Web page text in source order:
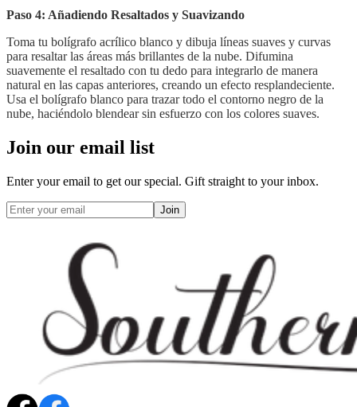
Paso 4: Añadiendo Resaltados y Suavizando
Toma tu bolígrafo acrílico blanco y dibuja líneas suaves y curvas
para resaltar las áreas más brillantes de la nube. Difumina
suavemente el resaltado con tu dedo para integrarlo de manera
natural en las capas anteriores, creando un efecto resplandeciente.
Usa el bolígrafo blanco para trazar todo el contorno negro de la
nube, haciéndolo blendear sin esfuerzo con los colores suaves.
Join our email list
Enter your email to get our special. Gift straight to your inbox.
Join